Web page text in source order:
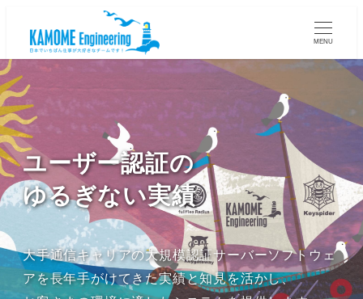
MENU
ユーザー認証の
ゆるぎない実績
大手通信キャリアの大規模認証サーバーソフトウェ
アを長年手がけてきた実績と知見を活かし、